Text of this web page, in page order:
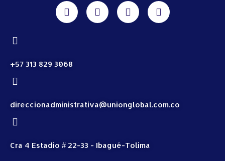
+57 313 829 3068
direccionadministrativa@unionglobal.com.co
Cra 4 Estadio # 22-33 - Ibagué-Tolima